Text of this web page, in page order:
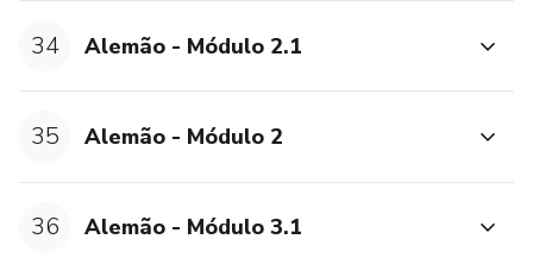
34 Alemão - Módulo 2.1
35 Alemão - Módulo 2
36 Alemão - Módulo 3.1